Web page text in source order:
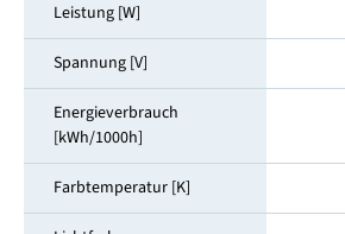
Leistung [W]
Spannung [V]
Energieverbrauch
[kWh/1000h]
Farbtemperatur [K]